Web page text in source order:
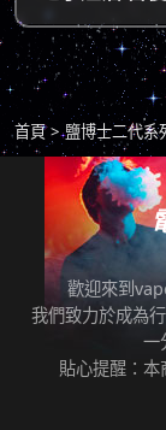
*
*
退換貨原則
首頁 鹽博士二代系
歡迎來到
我們致力於成為
一
貼心提醒：